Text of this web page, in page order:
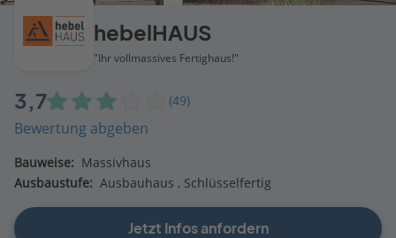
hebelHAUS
"Ihr vollmassives Fertighaus!"
3,7 (49)
Bewertung abgeben
Bauweise: Massivhaus
Ausbaustufe: Ausbauhaus Schlüsselfertig
Jetzt Infos anfordern